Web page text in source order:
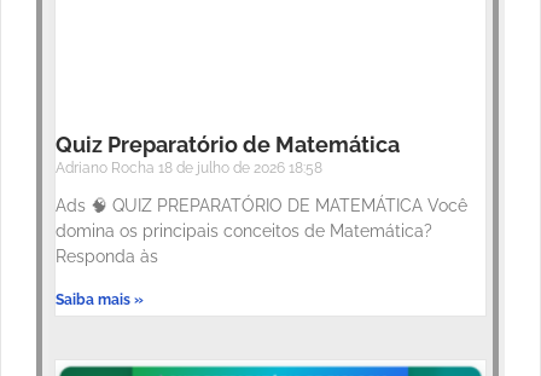
Quiz Preparatório de Matemática
Adriano Rocha 18 de julho de 2026 18:58
Ads 🧠 QUIZ PREPARATÓRIO DE MATEMÁTICA Você
domina os principais conceitos de Matemática?
Responda às
Saiba mais »